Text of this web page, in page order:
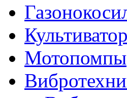
Мотопомпы